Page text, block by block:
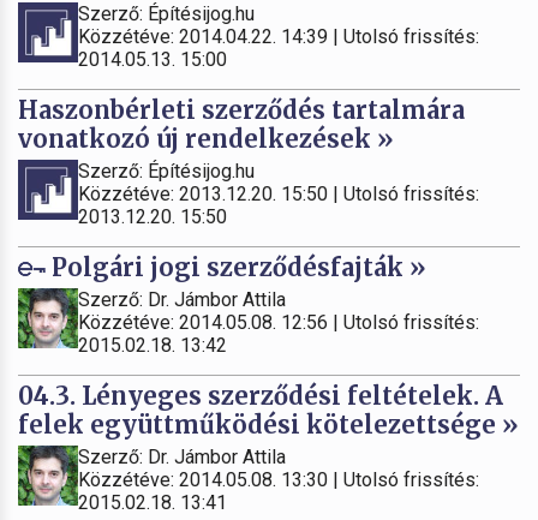
Szerző: Építésijog.hu
Közzétéve: 2014.04.22. 14:39 | Utolsó frissítés:
2014.05.13. 15:00
Haszonbérleti szerződés tartalmára
vonatkozó új rendelkezések »
Szerző: Építésijog.hu
Közzétéve: 2013.12.20. 15:50 | Utolsó frissítés:
2013.12.20. 15:50
Polgári jogi szerződésfajták »
Szerző: Dr. Jámbor Attila
Közzétéve: 2014.05.08. 12:56 | Utolsó frissítés:
2015.02.18. 13:42
04.3. Lényeges szerződési feltételek. A
felek együttműködési kötelezettsége »
Szerző: Dr. Jámbor Attila
Közzétéve: 2014.05.08. 13:30 | Utolsó frissítés:
2015.02.18. 13:41